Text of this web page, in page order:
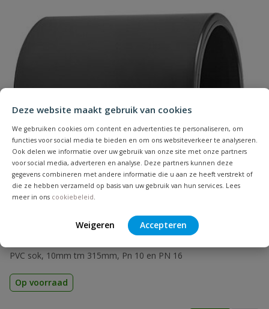
Deze website maakt gebruik van cookies
We gebruiken cookies om content en advertenties te personaliseren, om
functies voor social media te bieden en om ons websiteverkeer te analyseren.
Ook delen we informatie over uw gebruik van onze site met onze partners
voor social media, adverteren en analyse. Deze partners kunnen deze
gegevens combineren met andere informatie die u aan ze heeft verstrekt of
die ze hebben verzameld op basis van uw gebruik van hun services. Lees
meer in ons cookiebeleid.
Weigeren Accepteren
Beoordeling
Beoordeling versturen
PVC sok, 10mm tm 315mm, Pn 10 en PN 16
Op voorraad